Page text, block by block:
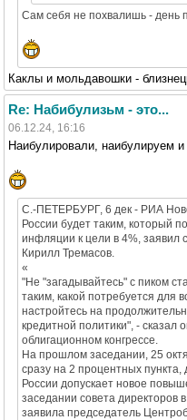
Сам себя не похвалишь - день
Каклы и мольдавошки -
Re: Набибулизьм - это...
06.12.24, 16:16
Наибулировали, наибулируем
С.-ПЕТЕРБУРГ, 6 дек - РИА
России будет таким, который
инфляции к цели в 4%, заявил
Кирилл Тремасов.
«
"Не "загадывайтесь" с пиком
таким, какой потребуется для
настройтесь на
кредитной политики", - сказал
облигационном конгрессе.
На прошлом заседании, 25
сразу на 2 процентных
России допускает новое
заседании совета директоров
заявила председатель